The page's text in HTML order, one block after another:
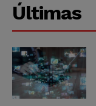
Últimas